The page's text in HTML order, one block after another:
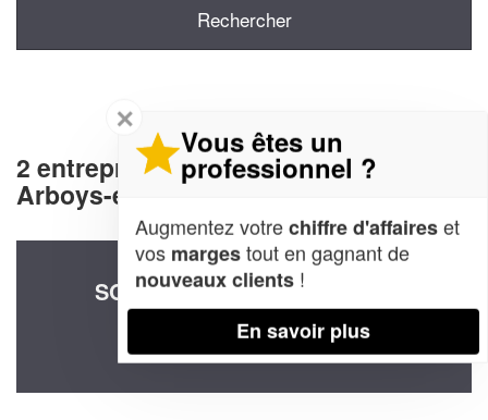
2 entreprises decommunication à
Arboys-en-Bugey (01300)
SOCIÉTÉ DENIS CHARLAINE
79 Chemin De La Balme
01300 Arboys-en-Bugey
✕
Vous êtes un
professionnel ?
Augmentez votrechiffre d'affaireset
vos margestout en gagnant de
nouveaux clients !
En savoir plus